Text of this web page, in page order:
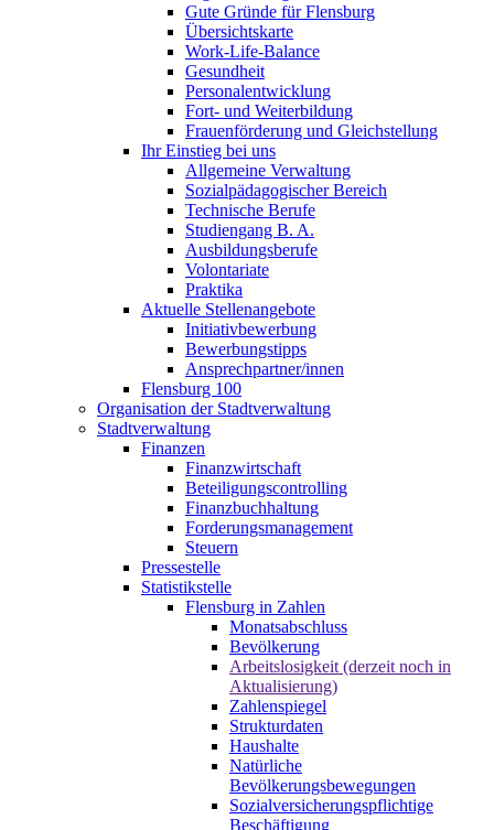
Gute Gründe für Flensburg
Übersichtskarte
Work-Life-Balance
Gesundheit
Personalentwicklung
Fort- und Weiterbildung
Frauenförderung und Gleichstellung
Ihr Einstieg bei uns
Allgemeine Verwaltung
Sozialpädagogischer Bereich
Technische Berufe
Studiengang B. A.
Ausbildungsberufe
Volontariate
Praktika
Aktuelle Stellenangebote
Initiativbewerbung
Bewerbungstipps
Ansprechpartner/innen
Flensburg 100
Organisation der Stadtverwaltung
Stadtverwaltung
Finanzen
Finanzwirtschaft
Beteiligungscontrolling
Finanzbuchhaltung
Forderungsmanagement
Steuern
Pressestelle
Statistikstelle
Flensburg in Zahlen
Monatsabschluss
Bevölkerung
Arbeitslosigkeit (derzeit noch in
Aktualisierung)
Zahlenspiegel
Strukturdaten
Haushalte
Natürliche
Bevölkerungsbewegungen
Sozialversicherungspflichtige
Beschäftigung